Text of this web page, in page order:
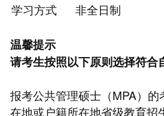
学习方式
非全日制
温馨提示
请考生按照以下原则选择符合
报考公共管理硕士（MPA）
在地或户籍所在地省级教育招